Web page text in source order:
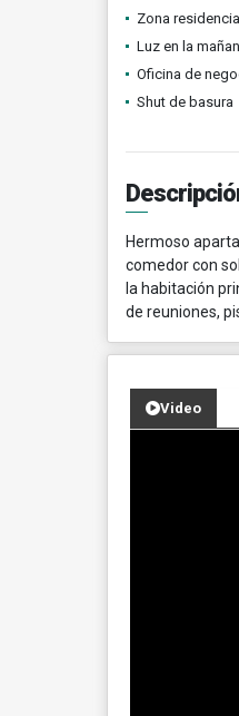
Zona residencial
Luz en la
Oficina de
Shut de basura
Hermoso
comedor con
la habitación
de reuniones,
Video